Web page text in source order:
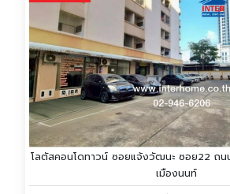
โลตัสคอนโดทาวน์ ซอยแจ้งวัฒนะ ซอย22 ถ
เมืองนนท์